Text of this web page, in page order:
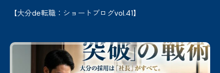
【大分de転職：ショートブログvol.41】